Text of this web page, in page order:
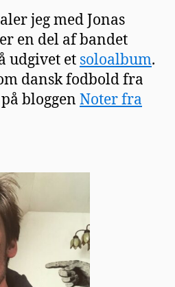
jeg med Jonas
en del af bandet
udgivet et soloalbum.
dansk fodbold fra
bloggen Noter fra